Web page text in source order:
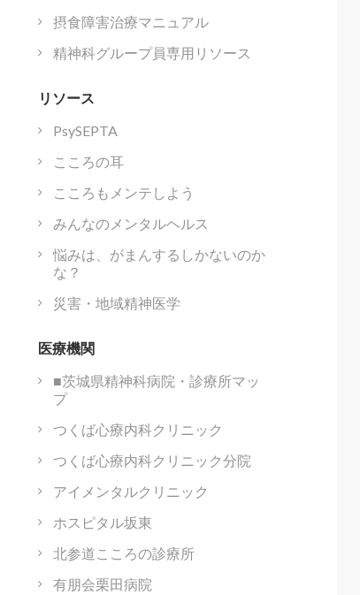
摂食障害治療マニュアル
精神科グループ員専用リソース
リソース
PsySEPTA
こころの耳
こころもメンテしよう
みんなのメンタルヘルス
悩みは、がまんするしかないのか
な？
災害・地域精神医学
医療機関
■茨城県精神科病院・診療所マッ
プ
つくば心療内科クリニック
つくば心療内科クリニック分院
アイメンタルクリニック
ホスピタル坂東
北参道こころの診療所
有朋会栗田病院